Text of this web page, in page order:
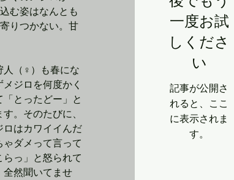
む姿はなんとも
りつかない。甘
人（♀）も春にな
メジロを何度かく
「とったどー」と
。そのたびに、
ロはカワイイんだ
ゃダメって言って
らっ」と怒られて
全然聞いてませ
一度お試
しくださ
い
記事が公開さ
れると、ここ
に表示されま
す。